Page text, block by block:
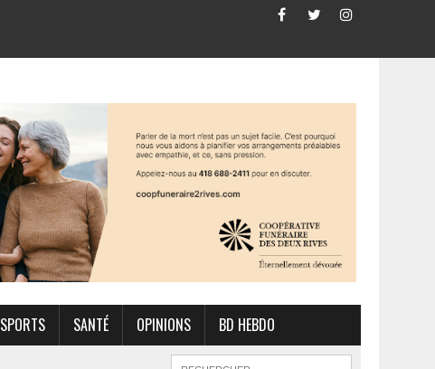
SPORTS SANTÉ OPINIONS BD HEBDO